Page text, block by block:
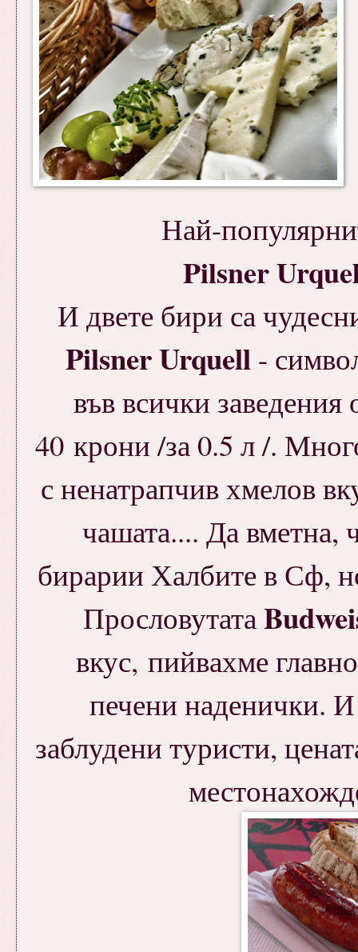
Най-
Pilsner
И двете бири са
Pilsner Urquell-
във всички заведения
40 крони /за 0.5 л /.
с ненатрапчив хмелов
чашата.... Да вметна,
бирарии Халбите в Сф,
Прословутата
вкус, пийвахме
печени наденички.
заблудени туристи,